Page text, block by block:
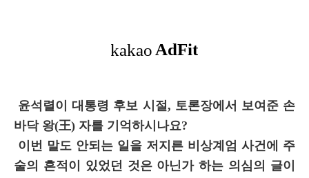
윤석렬이 대통령 후보 시절, 토론장에서 보여준 손
바닥 왕(王) 자를 기억하시나요?
이번 말도 안되는 일을 저지른 비상계엄 사건에 주
술의 흔적이 있었던 것은 아닌가 하는 의심의 글이